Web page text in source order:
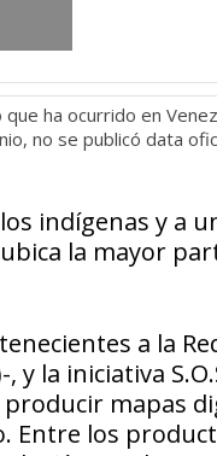
ha ocurrido en
no se publicó data
indígenas y a
la mayor
a la
y la iniciativa
mapas
Entre los